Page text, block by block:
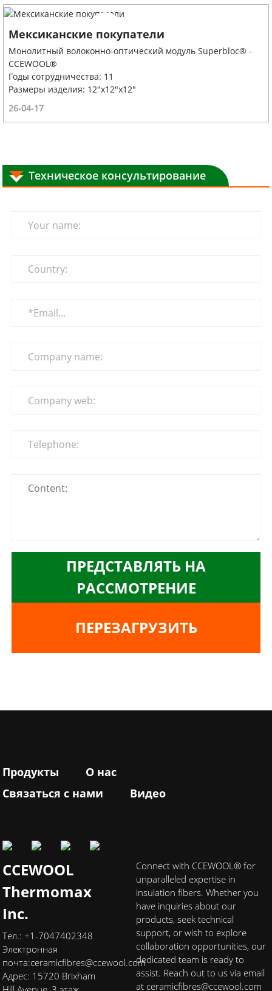
Мексиканские покупатели
Монолитный волоконно-оптический модуль Superbloc® -
CCEWOOL®
Годы сотрудничества: 11
Размеры изделия: 12"x12"x12"
26-04-17
Техническое консультирование
ПРЕДСТАВЛЯТЬ НА
РАССМОТРЕНИЕ
ПЕРЕЗАГРУЗИТЬ
Продукты
О нас
Связаться с нами
Видео
CCEWOOL
Thermomax
Inc.
Тел.: +1-7047402348
Электронная
почта:ceramicfibres@ccewool.com
Адрес: 15720 Brixham
Connect with CCEWOOL® for
unparalleled expertise in
insulation fibers. Whether you
have inquiries about our
products, seek technical
support, or wish to explore
collaboration opportunities, our
dedicated team is ready to
assist. Reach out to us via email
at ceramicfibres@ccewool.com